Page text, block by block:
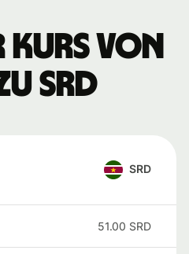
Kurs von
SRD
SRD
51.00 SRD